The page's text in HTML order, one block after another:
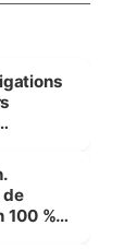
de
100 %